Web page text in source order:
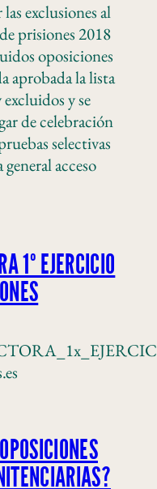
exclusiones al
prisiones 2018
oposiciones
aprobada la lista
y se
de celebración
selectivas
acceso
1º EJERCICIO